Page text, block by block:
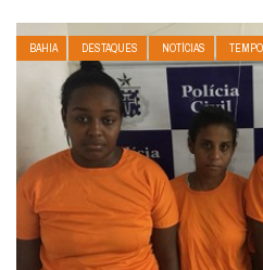
BAHIA DESTAQUES NOTÍCIAS TEMPO